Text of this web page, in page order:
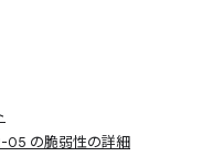
05 の脆弱性の詳細